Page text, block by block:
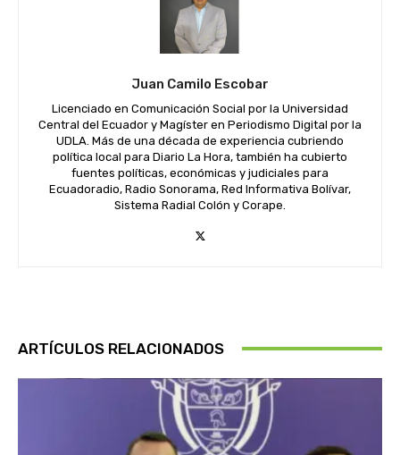
Juan Camilo Escobar
Licenciado en Comunicación Social por la Universidad
Central del Ecuador y Magíster en Periodismo Digital por la
UDLA. Más de una década de experiencia cubriendo
política local para Diario La Hora, también ha cubierto
fuentes políticas, económicas y judiciales para
Ecuadoradio, Radio Sonorama, Red Informativa Bolívar,
Sistema Radial Colón y Corape.
ARTÍCULOS RELACIONADOS